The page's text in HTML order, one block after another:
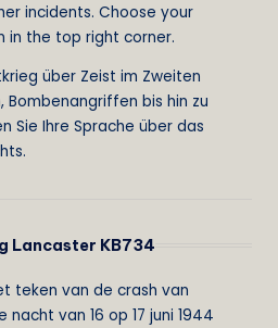
incidents. Choose your
in the top right corner.
über Zeist im Zweiten
Bombenangriffen bis hin zu
Sie Ihre Sprache über das
Lancaster KB734
teken van de crash van
nacht van 16 op 17 juni 1944